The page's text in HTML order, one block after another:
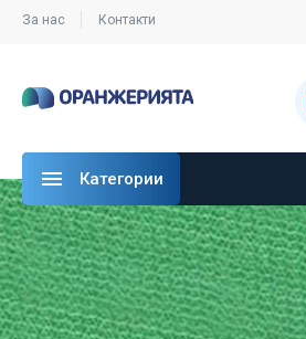
За нас Контакти
Категории